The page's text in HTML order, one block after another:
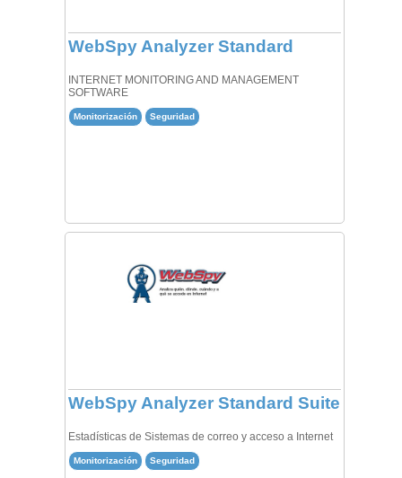
WebSpy Analyzer Standard
INTERNET MONITORING AND MANAGEMENT
SOFTWARE
Monitorización Seguridad
WebSpy Analyzer Standard Suite
Estadísticas de Sistemas de correo y acceso a Internet
Monitorización Seguridad